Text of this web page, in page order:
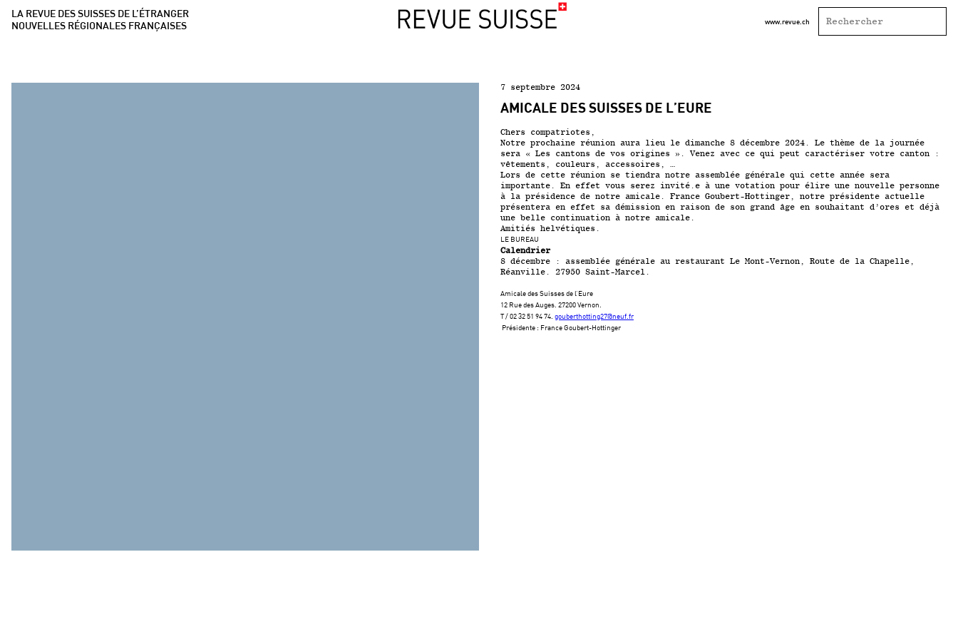
LA REVUE DES SUISSES DE L’ÉTRANGER
NOUVELLES RÉGIONALES FRANÇAISES
www.revue.ch
7 septembre 2024
AMICALE DES SUISSES DE L’EURE
Chers compatriotes,
Notre prochaine réunion aura lieu le dimanche 8 décembre 2024. Le thème de la journée
sera « Les cantons de vos origines ». Venez avec ce qui peut caractériser votre canton :
vêtements, couleurs, accessoires, …
Lors de cette réunion se tiendra notre assemblée générale qui cette année sera
importante. En effet vous serez invité.e à une votation pour élire une nouvelle personne
à la présidence de notre amicale. France Goubert-Hottinger, notre présidente actuelle
présentera en effet sa démission en raison de son grand âge en souhaitant d’ores et déjà
une belle continuation à notre amicale.
Amitiés helvétiques.
LE BUREAU
Calendrier
8 décembre : assemblée générale au restaurant Le Mont-Vernon, Route de la Chapelle,
Réanville. 27950 Saint-Marcel.
Amicale des Suisses de l’Eure
12 Rue des Auges. 27200 Vernon.
T / 02 32 51 94 74. gouberthotting27@neuf.fr
Présidente : France Goubert-Hottinger